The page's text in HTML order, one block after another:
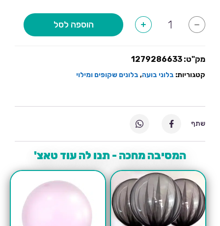
-
של
עם
לכיתוב
+ הוספה לסל
מק"ט: 1279286633
קטגוריות: בלוני בועה, בלונים שקופים ומילוי
המסיבה מחכה - תנו לה עוד טאצ'
שתף